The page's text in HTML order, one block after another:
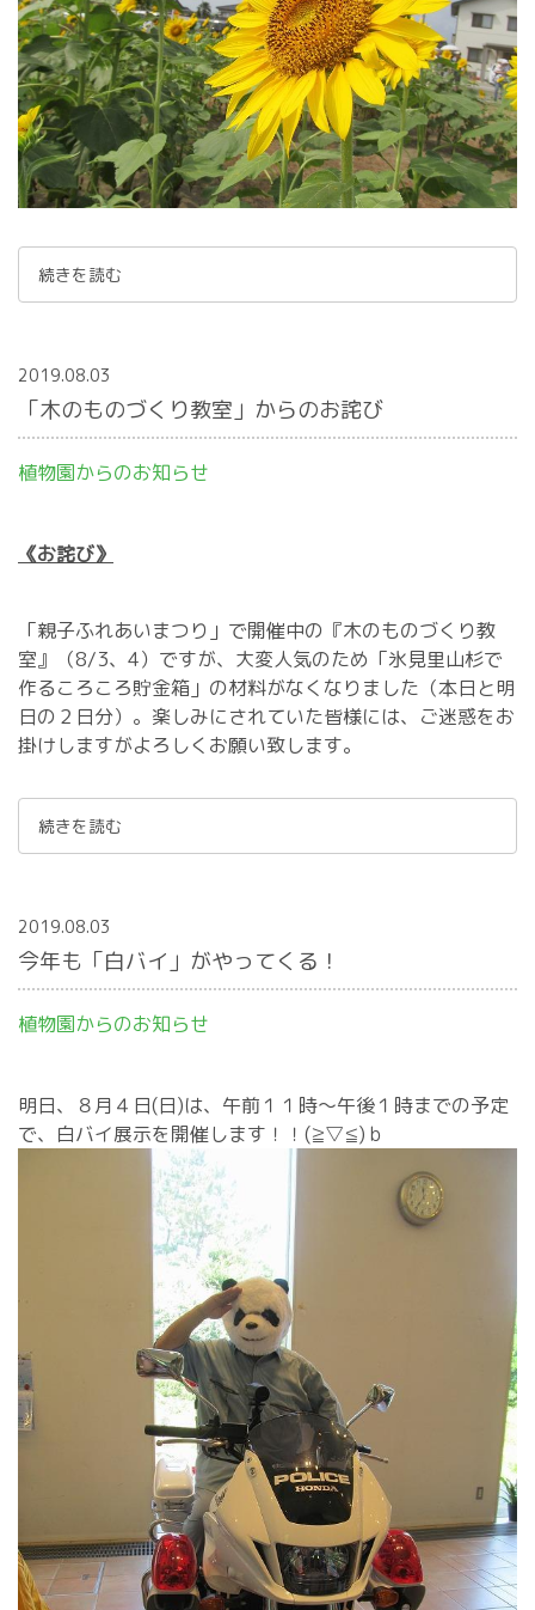
続きを読む
2019.08.03
「木のものづくり教室」からのお詫び
植物園からのお知らせ
《お詫び》
「親子ふれあいまつり」で開催中の『木のものづくり教
室』（8/3、4）ですが、大変人気のため「氷見里山杉で
作るころころ貯金箱」の材料がなくなりました（本日と明
日の２日分）。楽しみにされていた皆様には、ご迷惑をお
掛けしますがよろしくお願い致します。
続きを読む
2019.08.03
今年も「白バイ」がやってくる！
植物園からのお知らせ
明日、８月４日(日)は、午前１１時～午後１時までの予定
で、白バイ展示を開催します！！(≧▽≦)ｂ